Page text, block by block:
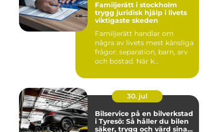
Familjerätt i stockholm
trygg juridisk hjälp i livets
viktigaste skeden
Familjerätt handlar om
några av livets mest känsliga
frågor: separation, barn, arv
och bostad. När k...
30. jul
Bilservice på en bilverkstad
i Tyresö: Så håller du bilen
säker, trygg och värd sina